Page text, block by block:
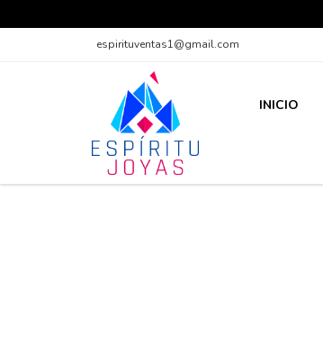
espirituventas1@gmail.com
INICIO